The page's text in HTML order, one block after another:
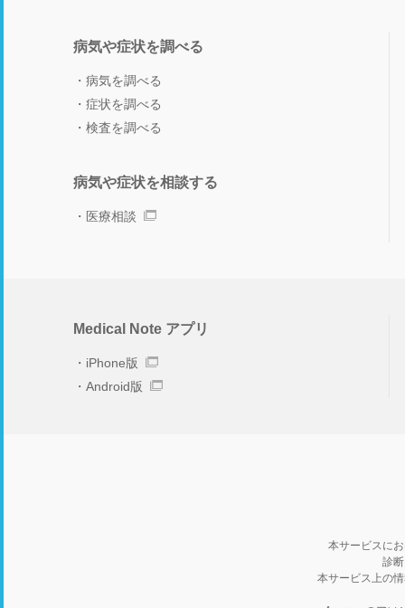
病気や症状を調べる
病気を調べる
症状を調べる
検査を調べる
病気や症状を相談する
医療相談
Medical Note アプリ
iPhone版
Android版
本サービスに
診
本サービス上の